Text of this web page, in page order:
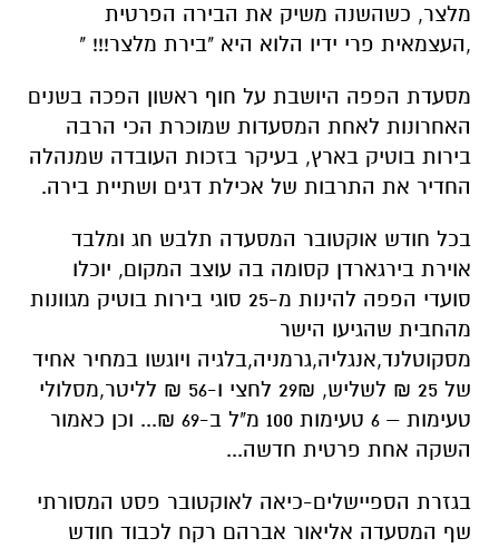
מלצר, כשהשנה משיק את הבירה הפרטית
,העצמאית פרי ידיו הלוא היא "בירת מלצר!!! "
מסעדת הפפה היושבת על חוף ראשון הפכה בשנים
האחרונות לאחת המסעדות שמוכרת הכי הרבה
בירות בוטיק בארץ, בעיקר בזכות העובדה שמנהלה
החדיר את התרבות של אכילת דגים ושתיית בירה.
בכל חודש אוקטובר המסעדה תלבש חג ומלבד
אוירת בירגארדן קסומה בה עוצב המקום, יוכלו
סועדי הפפה להינות מ-25 סוגי בירות בוטיק מגוונות
מהחבית שהגיעו הישר
מסקוטלנד,אנגליה,גרמניה,בלגיה ויוגשו במחיר אחיד
של 25 ₪ לשליש, 29₪ לחצי ו-56 ₪ לליטר,מסלולי
טעימות – 6 טעימות 100 מ"ל ב-69 ₪... וכן כאמור
השקה אחת פרטית חדשה...
בגזרת הספיישלים-כיאה לאוקטובר פסט המסורתי
שף המסעדה אליאור אברהם רקח לכבוד חודש